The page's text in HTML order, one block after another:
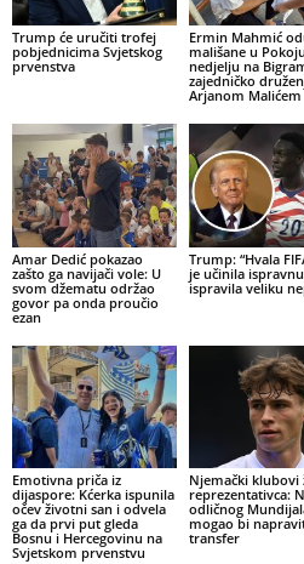
Trump će uručiti trofej
pobjednicima Svjetskog
prvenstva
Ermin Mahmić
mališane u
nedjelju na
zajedničko
Arjanom Malićem
Amar Dedić pokazao
zašto ga navijači vole: U
svom džematu održao
govor pa onda proučio
ezan
Trump: “Hvala
je učinila
ispravila veliku
Emotivna priča iz
dijaspore: Kćerka ispunila
očev životni san i odvela
ga da prvi put gleda
Bosnu i Hercegovinu na
Svjetskom prvenstvu
Njemački klubovi
reprezentativca:
odličnog
mogao bi
transfer